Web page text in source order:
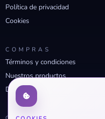
Política de privacidad
Cookies
COMPRAS
Términos y condiciones
Nuestros productos
Descuentos profesionales